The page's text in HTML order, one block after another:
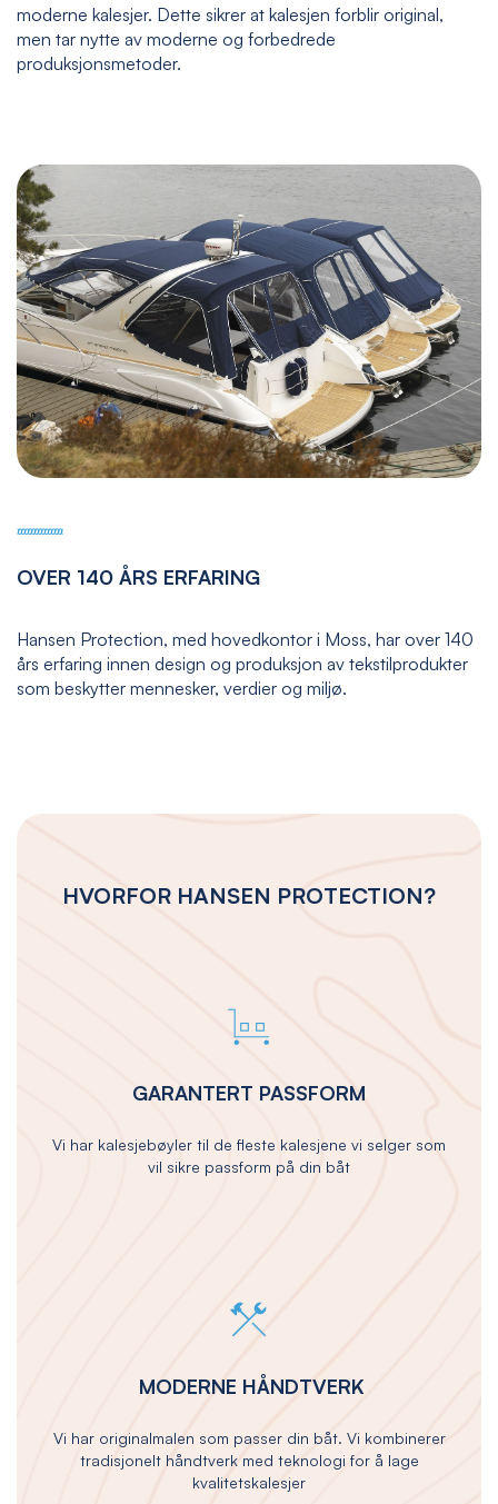
moderne kalesjer. Dette sikrer at kalesjen forblir original,
men tar nytte av moderne og forbedrede
produksjonsmetoder.
OVER 140 ÅRS ERFARING
Hansen Protection, med hovedkontor i Moss, har over 140
års erfaring innen design og produksjon av tekstilprodukter
som beskytter mennesker, verdier og miljø.
HVORFOR HANSEN PROTECTION?
GARANTERT PASSFORM
Vi har kalesjebøyler til de fleste kalesjene vi selger som
vil sikre passform på din båt
MODERNE HÅNDTVERK
Vi har originalmalen som passer din båt. Vi kombinerer
tradisjonelt håndtverk med teknologi for å lage
kvalitetskalesjer